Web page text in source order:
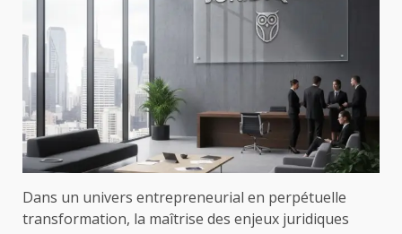
Dans un univers entrepreneurial en perpétuelle
transformation, la maîtrise des enjeux juridiques